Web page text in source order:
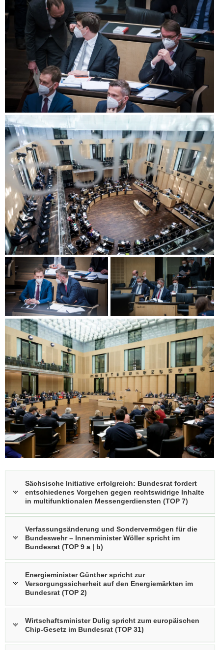
(© creategy | Chwalibog Bouman)
Energieminister Günther sprach zur
Versorgungssicherheit bei Gasspeichern im
Bundesrat
Sächsische Initiative erfolgreich: Bundesrat fordert
entschiedenes Vorgehen gegen rechtswidrige Inhalte
in multifunktionalen Messengerdiensten (TOP 7)
Verfassungsänderung und Sondervermögen für die
Bundeswehr – Innenminister Wöller spricht im
Bundesrat (TOP 9 a | b)
Energieminister Günther spricht zur
Versorgungssicherheit auf den Energiemärkten im
Bundesrat (TOP 2)
Wirtschaftsminister Dulig spricht zum europäischen
Chip-Gesetz im Bundesrat (TOP 31)